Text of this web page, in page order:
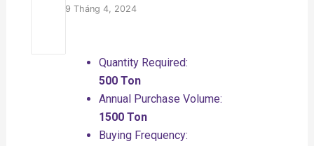
9 Tháng 4, 2024
Quantity Required:
500 Ton
Annual Purchase Volume:
1500 Ton
Buying Frequency: